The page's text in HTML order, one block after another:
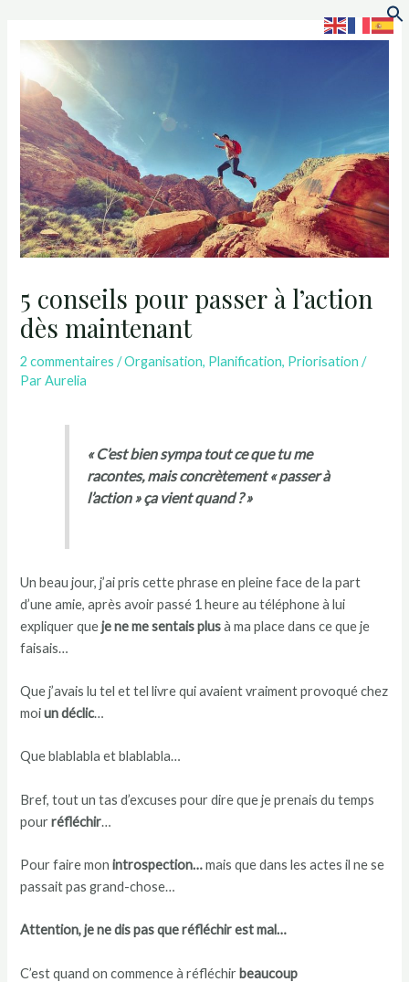
5 conseils pour passer à l’action
dès maintenant
2 commentaires /Organisation, Planification, Priorisation /
ParAurelia
« C’est bien sympa tout ce que tu me
racontes, mais concrètement « passer à
l’action » ça vient quand ? »
Un beau jour, j’ai pris cette phrase en pleine face de la part
d’une amie, après avoir passé 1 heure au téléphone à lui
expliquer queje ne me sentais plusà ma place dans ce que je
faisais…
Que j’avais lu tel et tel livre qui avaient vraiment provoqué chez
moiun déclic…
Que blablabla et blablabla…
Bref, tout un tas d’excuses pour dire que je prenais du temps
pourréfléchir…
Pour faire monintrospection…mais que dans les actes il ne se
passait pas grand-chose…
Attention, je ne dis pas que réfléchir est mal…
C’est quand on commence à réfléchir beaucoup